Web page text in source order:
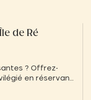
de Ré
? Offrez-
en réservant